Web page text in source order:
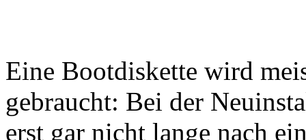
Eine Bootdiskette wird
gebraucht: Bei der
erst gar nicht lange nach